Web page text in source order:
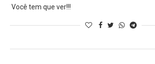
Você tem que ver!!!